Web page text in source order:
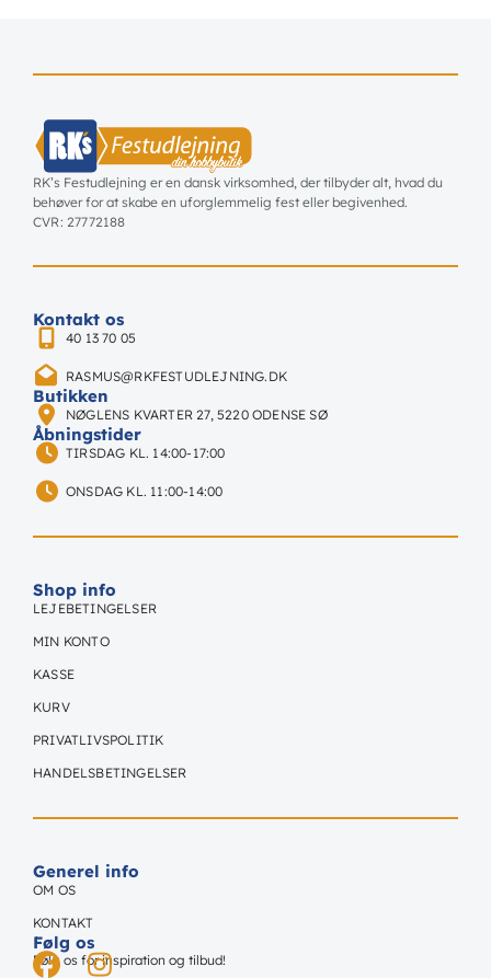
RK’s Festudlejning er en dansk virksomhed, der tilbyder alt, hvad du
behøver for at skabe en uforglemmelig fest eller begivenhed.
CVR: 27772188
Kontakt os
40 13 70 05
RASMUS@RKFESTUDLEJNING.DK
Butikken
NØGLENS KVARTER 27, 5220 ODENSE SØ
Åbningstider
TIRSDAG KL. 14:00-17:00
ONSDAG KL. 11:00-14:00
Shop info
LEJEBETINGELSER
MIN KONTO
KASSE
KURV
PRIVATLIVSPOLITIK
HANDELSBETINGELSER
Generel info
OM OS
KONTAKT
Følg os
Følg os for inspiration og tilbud!